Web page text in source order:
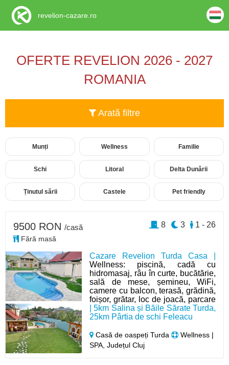
OFERTE REVELION 2026 - 2027
ROMANIA
Arată filtre
Munți Wellness Familie
Schi Litoral Delta Dunării
Ținutul sării Castele Pet friendly
Cazare Revelion Turda Casa |
Wellness: piscină, cadă cu
hidromasaj, râu în curte, bucătărie,
sală de mese, șemineu, WiFi,
camere cu balcon, terasă, grădină,
foișor, grătar, loc de joacă, parcare
| 5km Salina și Băile Sărate Turda,
25km Pârtia de schi Feleacu
Casă de oaspeți Turda
Wellness |
SPA, Județul Cluj
9500 RON /casă
Fără masă
1 - 26
3
8
revelion-cazare.ro